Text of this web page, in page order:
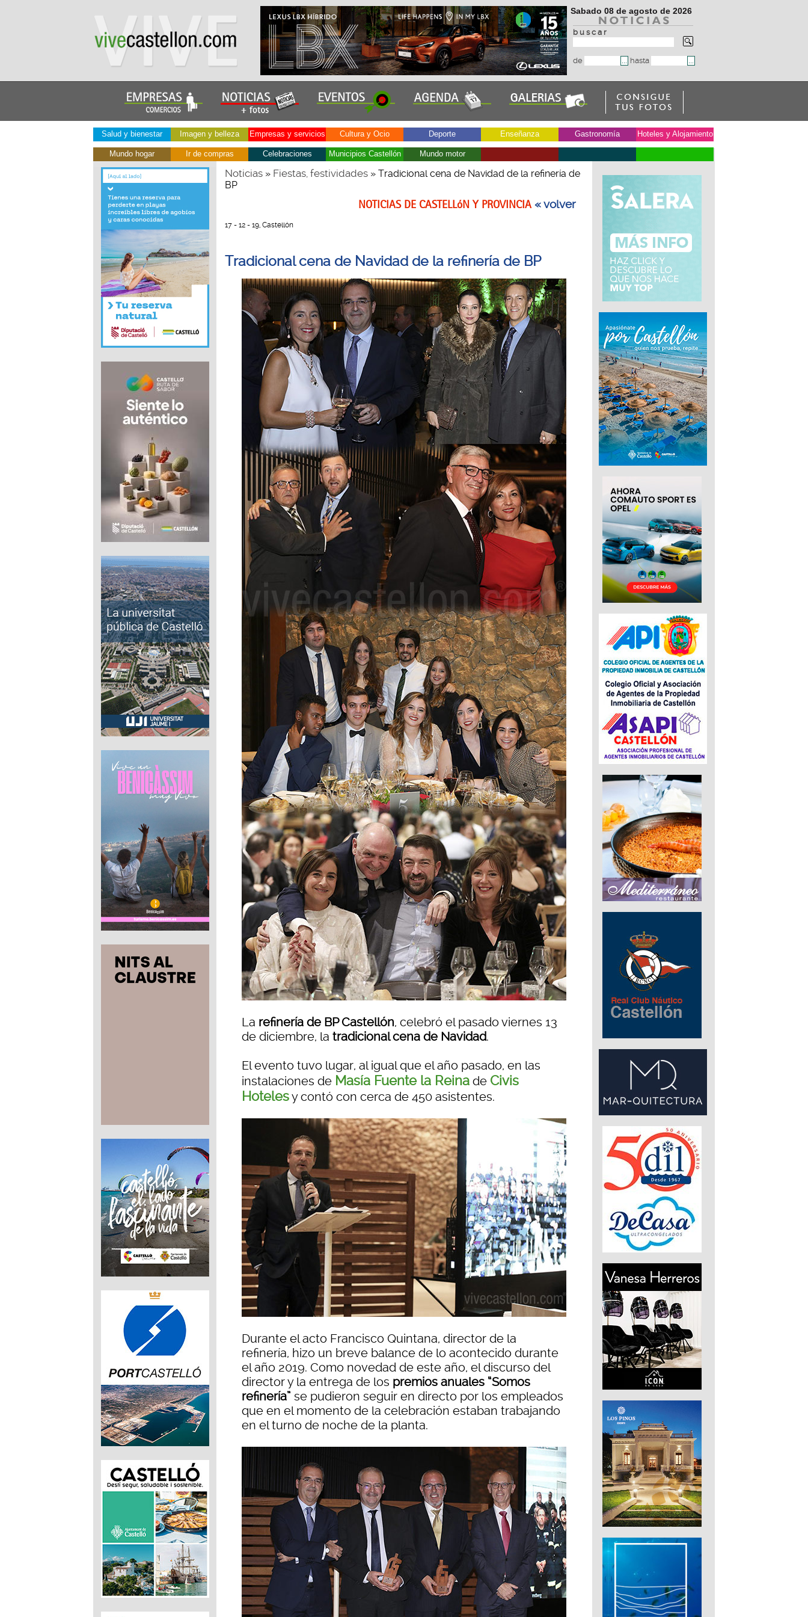
Sabado 08 de agosto de 2026
b u s c a r
de hasta
Salud y bienestar Imagen y belleza Empresas y servicios Cultura y Ocio Deporte Enseñanza Gastronomía Hoteles y Alojamiento
Mundo hogar Ir de compras Celebraciones Municipios Castellón Mundo motor
Noticias» Fiestas, festividades» Tradicional cena de Navidad de la refinería de
BP
NOTICIAS DE CASTELLóN Y PROVINCIA« volver
17 - 12 - 19, Castellón
Tradicional cena de Navidad de la refinería de BP
La refinería de BP Castellón, celebró el pasado viernes 13
de diciembre, la tradicional cena de Navidad.
El evento tuvo lugar, al igual que el año pasado, en las
instalaciones de Masía Fuente la Reina de Civis
Hotelesy contó con cerca de 450 asistentes.
Durante el acto Francisco Quintana, director de la
refinería, hizo un breve balance de lo acontecido durante
el año 2019. Como novedad de este año, el discurso del
director y la entrega de los premios anuales “Somos
refinería” se pudieron seguir en directo por los empleados
que en el momento de la celebración estaban trabajando
en el turno de noche de la planta.